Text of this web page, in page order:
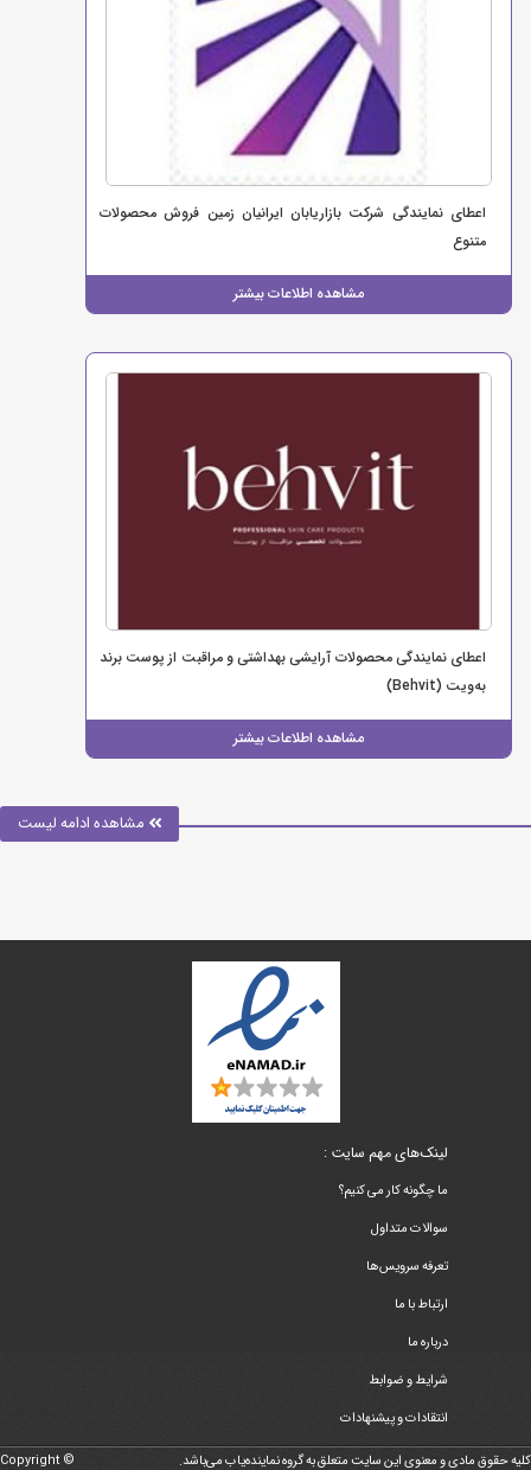
اعطای نمایندگی شرکت بازاریابان ایرانیان زمین فروش محصولات
متنوع
مشاهده اطلاعات بیشتر
اعطای نمایندگی محصولات آرایشی بهداشتی و مراقبت از پوست برند
به‌ویت (Behvit)
مشاهده اطلاعات بیشتر
مشاهده ادامه لیست
لینک‌های مهم سایت :
ما چگونه کار می کنیم؟
سوالات متداول
تعرفه سرویس‌ها
ارتباط با ما
درباره ما
شرایط و ضوابط
انتقادات و پیشنهادات
کلیه حقوق مادی و معنوی این سایت متعلق به گروه نماینده‌یاب می‌باشد. Copyright ©